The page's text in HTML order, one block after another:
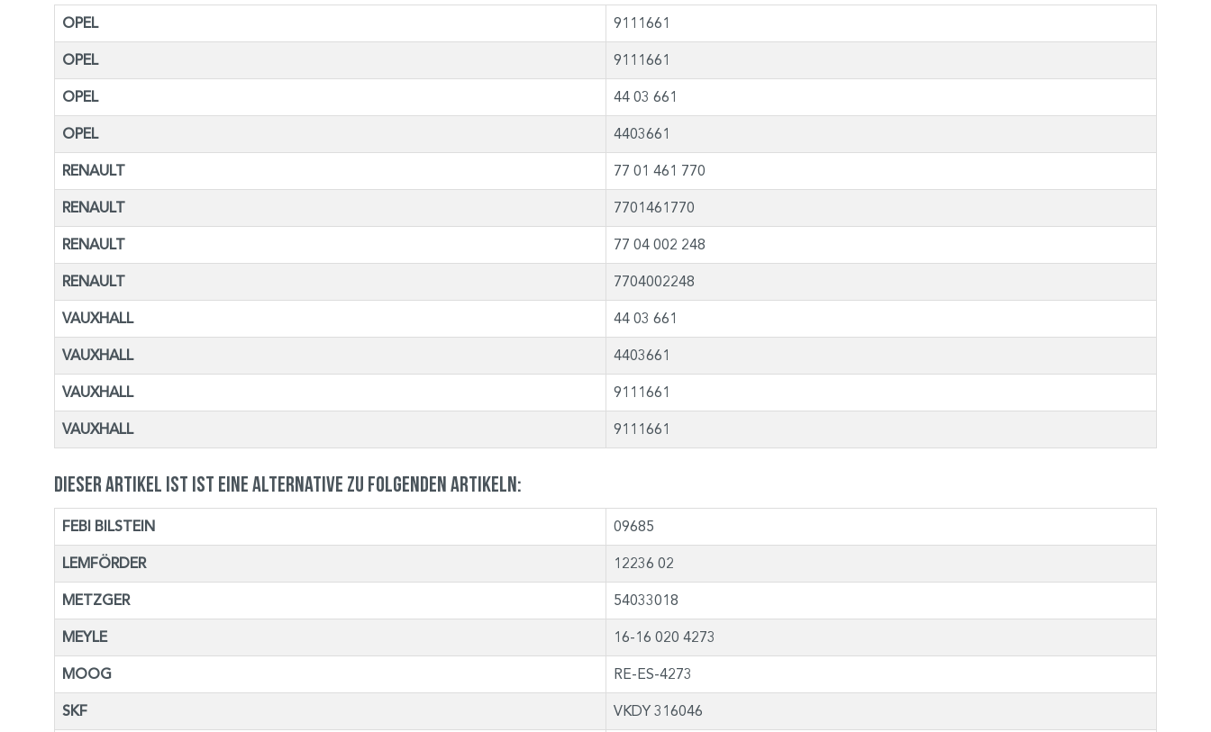
OPEL 9111661
OPEL 9111661
OPEL 44 03 661
OPEL 4403661
RENAULT 77 01 461 770
RENAULT 7701461770
RENAULT 77 04 002 248
RENAULT 7704002248
VAUXHALL 44 03 661
VAUXHALL 4403661
VAUXHALL 9111661
VAUXHALL 9111661
Dieser Artikel ist ist eine Alternative zu folgenden Artikeln:
FEBI BILSTEIN 09685
LEMFÖRDER 12236 02
METZGER 54033018
MEYLE 16-16 020 4273
MOOG RE-ES-4273
SKF VKDY 316046